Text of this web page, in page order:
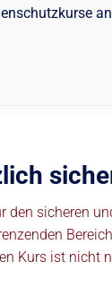
den sicheren
Kurs ist